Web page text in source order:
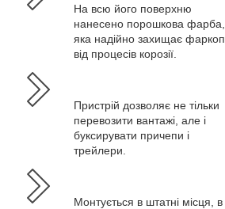
На всю його поверхню
нанесено порошкова фарба,
яка надійно захищає фаркоп
від процесів корозії.
Пристрій дозволяє не тільки
перевозити вантажі, але і
буксирувати причепи і
трейлери.
Монтується в штатні місця, в